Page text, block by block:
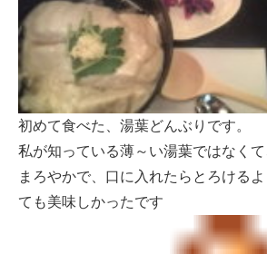
初めて食べた、湯葉どんぶりです。
私が知っている薄～い湯葉ではなく
まろやかで、口に入れたらとろける
ても美味しかったです